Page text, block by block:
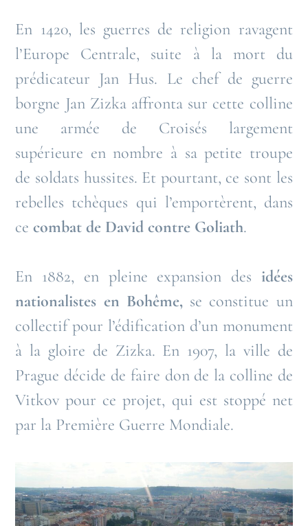
En 1420, les guerres de religion ravagent
l’Europe Centrale, suite à la mort du
prédicateur Jan Hus. Le chef de guerre
borgne Jan Zizka affronta sur cette colline
une armée de Croisés largement
supérieure en nombre à sa petite troupe
de soldats hussites. Et pourtant, ce sont les
rebelles tchèques qui l’emportèrent, dans
cecombat de David contre Goliath.
En 1882, en pleine expansion des idées
nationalistes en Bohême, se constitue un
collectif pour l’édification d’un monument
à la gloire de Zizka. En 1907, la ville de
Prague décide de faire don de la colline de
Vitkov pour ce projet, qui est stoppé net
par la Première Guerre Mondiale.